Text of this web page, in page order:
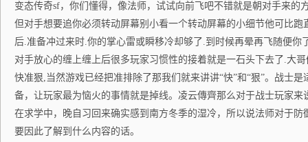
变态传奇sf，你们懂得，像法师，试试向前飞吧不错就是朝对手来的
但对手想要追你必须转动屏幕别小看一个转动屏幕的小细节他可比
后.准备冲过来时.你的掌心雷或瞬移冷却够了.到时候再晕再飞随便你
对手放心的缠上缠上后很多玩家习惯性的接着就是一石头下去了.大
快准狠,当然游戏已经把准排除了那我们就来讲讲“快”和“狠”。战士
备，让玩家最为恼火的事情就是掉线。凌云傳齊那么对于战士玩家
在求学中，晚自习回来确实感到南方冬季的湿冷，所以说法师对于
要因此了解到什么内容的话。